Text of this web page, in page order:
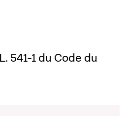
541-1 du Code du